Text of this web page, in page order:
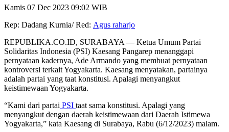
Kamis 07 Dec 2023 09:02 WIB
Rep: Dadang Kurnia/ Red: Agus raharjo
REPUBLIKA.CO.ID, SURABAYA — Ketua Umum Partai
Solidaritas Indonesia (PSI) Kaesang Pangarep menanggapi
pernyataan kadernya, Ade Armando yang membuat pernyataan
kontroversi terkait Yogyakarta. Kaesang menyatakan, partainya
adalah partai yang taat konstitusi. Apalagi menyangkut
keistimewaan Yogyakarta.
“Kami dari partai PSI taat sama konstitusi. Apalagi yang
menyangkut dengan daerah keistimewaan dari Daerah Istimewa
Yogyakarta,” kata Kaesang di Surabaya, Rabu (6/12/2023) malam.